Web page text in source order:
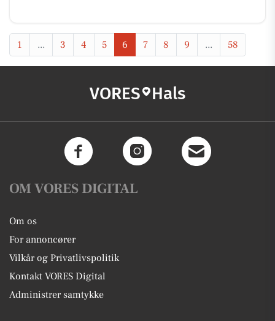
1 ... 3 4 5 6 7 8 9 ... 58
VORES Hals
OM VORES DIGITAL
Om os
For annoncører
Vilkår og Privatlivspolitik
Kontakt VORES Digital
Administrer samtykke